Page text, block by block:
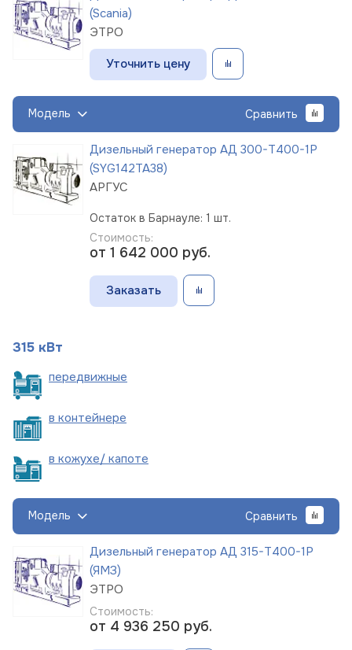
(Scania)
ЭТРО
Уточнить цену
Модель Сравнить
Дизельный генератор АД 300-Т400-1Р
(SYG142TA38)
АРГУС
Остаток в Барнауле: 1 шт.
Стоимость:
от 1 642 000 руб.
Заказать
315 кВт
передвижные
в контейнере
в кожухе/ капоте
Модель Сравнить
Дизельный генератор АД 315-Т400-1Р
(ЯМЗ)
ЭТРО
Стоимость:
от 4 936 250 руб.